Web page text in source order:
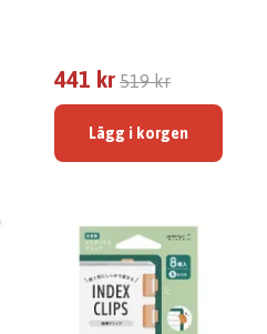
441 kr 519 kr
Lägg i korgen